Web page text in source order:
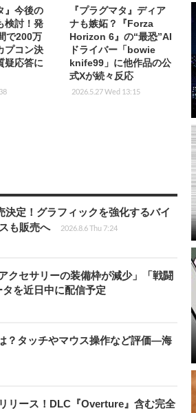
』今後の
検討！発
で200万
プコン決
疑応答に
『プラグマタ』ディア
ナも嫉妬？『Forza
Horizon 6』の“最恐”AI
ドライバー「bowie
knife99」に他作品の公
式Xが続々反応
2026.5.27 Wed 13:15
決定！グラフィックを強化するバイ
も販売へ
2026.8.6 Thu 7:24
クセサリーの装備枠が減少」「戦闘
を近日中に配信予定
？タッチやマウス操作など評価―海
リース！DLC『Overture』含む完全